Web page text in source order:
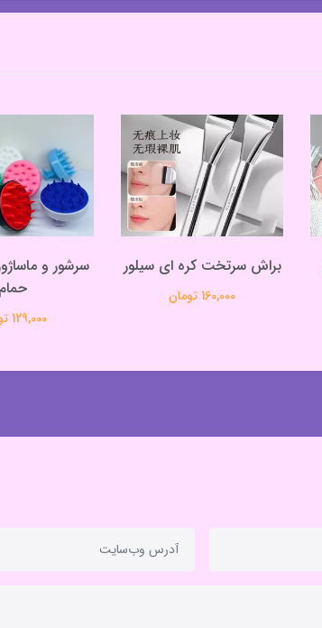
براش سرتخت کره ای سیلور
160,000 تومان
سرشور و
حمام
129,000 تومان